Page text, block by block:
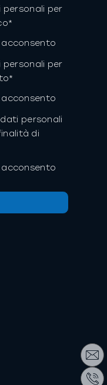
per
acconsento
per
acconsento
personali
di
acconsento